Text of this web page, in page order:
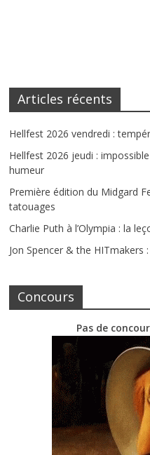
Articles récents
Hellfest 2026 vendredi :
Hellfest 2026 jeudi :
humeur
Première édition du Midgard
tatouages
Charlie Puth à l’Olympia : la
Jon Spencer & the
Concours
Pas de